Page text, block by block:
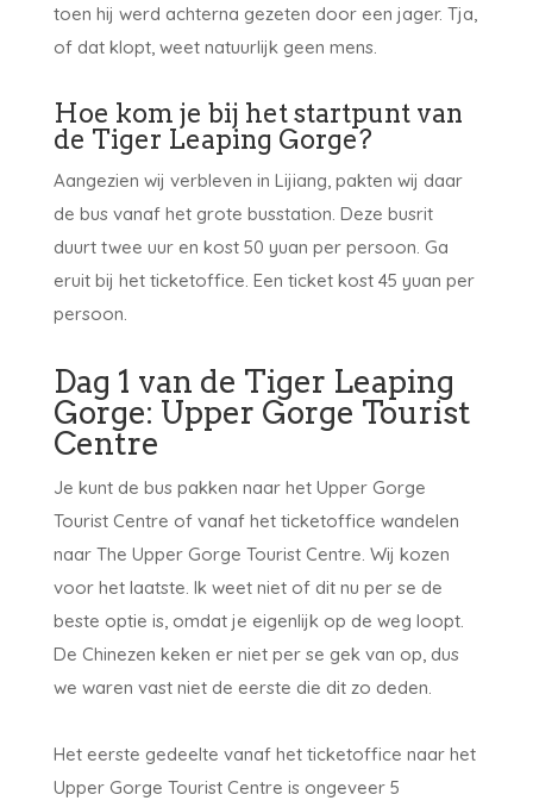
toen hij werd achterna gezeten door een jager. Tja,
of dat klopt, weet natuurlijk geen mens.
Hoe kom je bij het startpunt van
de Tiger Leaping Gorge?
Aangezien wij verbleven in Lijiang, pakten wij daar
de bus vanaf het grote busstation. Deze busrit
duurt twee uur en kost 50 yuan per persoon. Ga
eruit bij het ticketoffice. Een ticket kost 45 yuan per
persoon.
Dag 1 van de Tiger Leaping
Gorge: Upper Gorge Tourist
Centre
Je kunt de bus pakken naar het Upper Gorge
Tourist Centre of vanaf het ticketoffice wandelen
naar The Upper Gorge Tourist Centre. Wij kozen
voor het laatste. Ik weet niet of dit nu per se de
beste optie is, omdat je eigenlijk op de weg loopt.
De Chinezen keken er niet per se gek van op, dus
we waren vast niet de eerste die dit zo deden.
Het eerste gedeelte vanaf het ticketoffice naar het
Upper Gorge Tourist Centre is ongeveer 5